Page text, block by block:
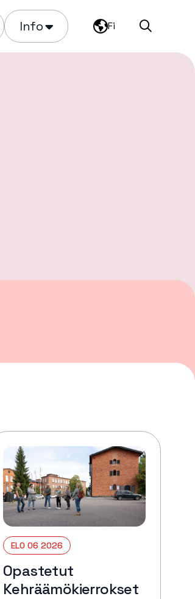
Info Fi Haku
ELO 06 2026
Opastetut
Kehräämökierrokset